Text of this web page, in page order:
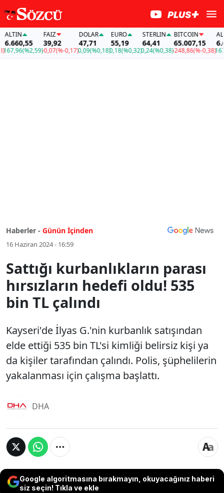
(%2,59)
FAİZ
39,92
-0,07(%-0,17)
DOLAR
47,71
0,09(%0,18)
EURO
55,19
0,18(%0,32)
STERLIN
64,41
0,24(%0,38)
BITCOIN
65.007,15
-248,86(%-0,38)
ALTIN
167,96
Haberler - Günün İçinden
16 Haziran 2024 - 16:59
Sattığı kurbanlıkların parası
hırsızların hedefi oldu! 535
bin TL çalındı
Kayseri'de İlyas G.'nin kurbanlık satışından
elde ettiği 535 bin TL'si kimliği belirsiz kişi ya
da kişiler tarafından çalındı. Polis, şüphelilerin
yakalanması için çalışma başlattı.
DHA
Google algoritmasına bırakmayın, okuyacağınız haberi
siz seçin! Tıkla ve ekle